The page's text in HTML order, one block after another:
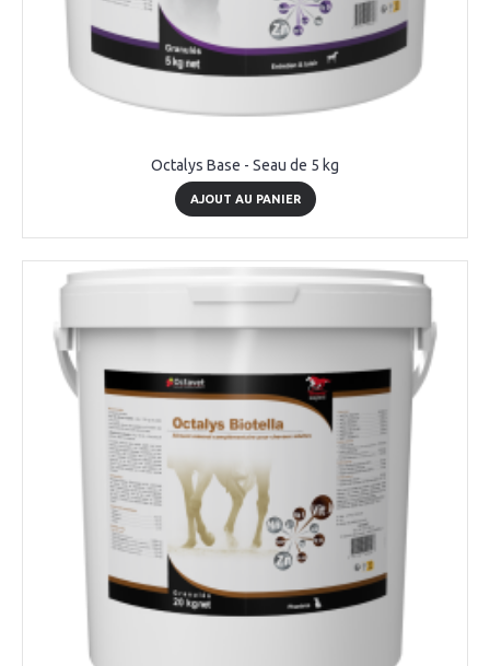
Octalys Base - Seau de 5 kg
AJOUT AU PANIER